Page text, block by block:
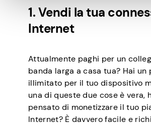
1. Vendi la tua
Internet
Attualmente paghi per un
banda larga a casa tua? Hai un
illimitato per il tuo dispositivo
una di queste due cose è vera,
pensato di monetizzare il tuo
Internet? È davvero facile e